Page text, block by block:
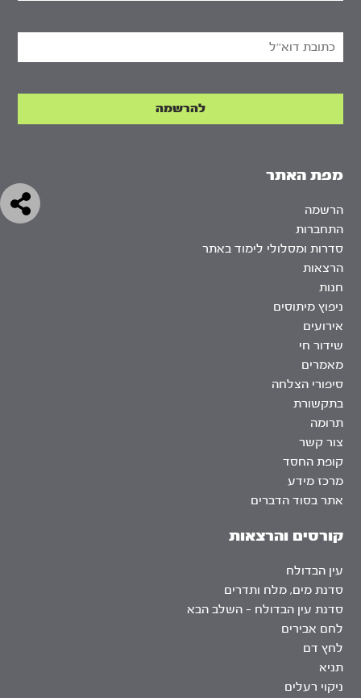
מפת האתר
הרשמה
התחברות
סדרות ומסלולי לימוד באתר
הרצאות
חנות
ניפוץ מיתוסים
אירועים
שידור חי
מאמרים
סיפורי הצלחה
בתקשורת
תרומה
צור קשר
קופת החסד
מרכז מידע
אתר בסוד הדברים
קורסים והרצאות
עין הבדולח
סדנת מים, מלח ותדרים
סדנת עין הבדולח – השלב הבא
לחם אבירים
לחץ דם
תניא
ניקוי רעלים